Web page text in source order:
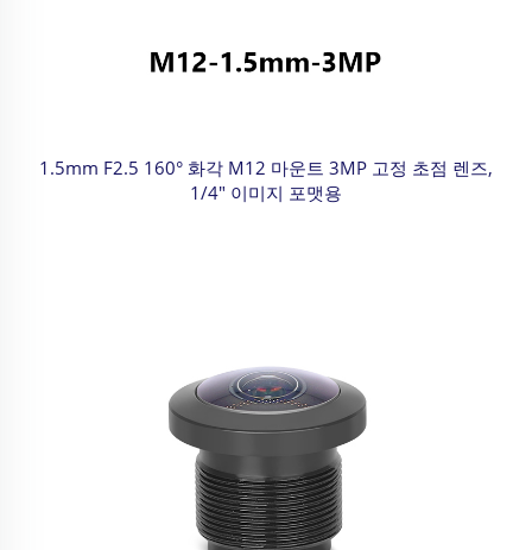
1.5mm F2.5 160° 화각 M12 마운트 3MP 고정 초점 렌즈,
1/4" 이미지 포맷용